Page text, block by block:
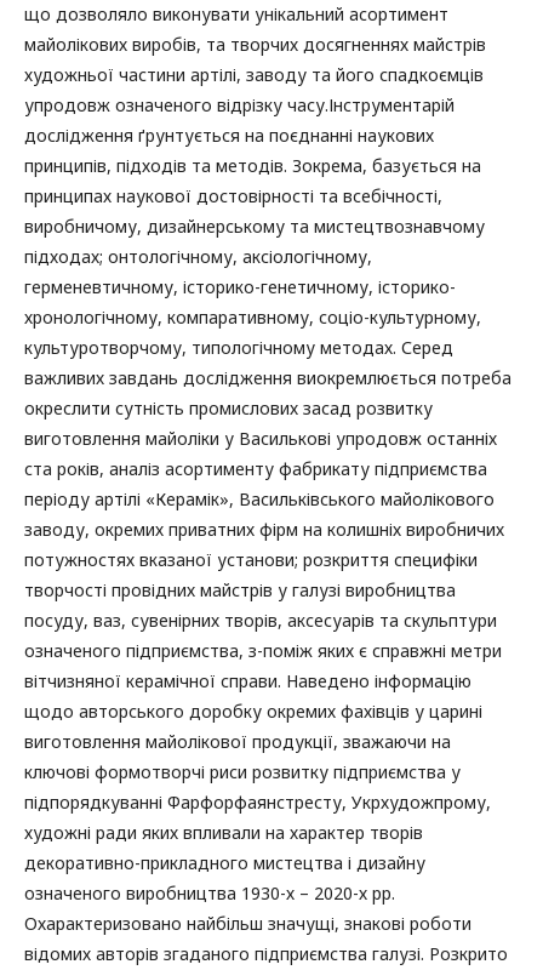
що дозволяло виконувати унікальний асортимент
майолікових виробів, та творчих досягненнях майстрів
художньої частини артілі, заводу та його спадкоємців
упродовж означеного відрізку часу.Інструментарій
дослідження ґрунтується на поєднанні наукових
принципів, підходів та методів. Зокрема, базується на
принципах наукової достовірності та всебічності,
виробничому, дизайнерському та мистецтвознавчому
підходах; онтологічному, аксіологічному,
герменевтичному, історико-генетичному, історико-
хронологічному, компаративному, соціо-культурному,
культуротворчому, типологічному методах. Серед
важливих завдань дослідження виокремлюється потреба
окреслити сутність промислових засад розвитку
виготовлення майоліки у Василькові упродовж останніх
ста років, аналіз асортименту фабрикату підприємства
періоду артілі «Керамік», Васильківського майолікового
заводу, окремих приватних фірм на колишніх виробничих
потужностях вказаної установи; розкриття специфіки
творчості провідних майстрів у галузі виробництва
посуду, ваз, сувенірних творів, аксесуарів та скульптури
означеного підприємства, з-поміж яких є справжні метри
вітчизняної керамічної справи. Наведено інформацію
щодо авторського доробку окремих фахівців у царині
виготовлення майолікової продукції, зважаючи на
ключові формотворчі риси розвитку підприємства у
підпорядкуванні Фарфорфаянстресту, Укрхудожпрому,
художні ради яких впливали на характер творів
декоративно-прикладного мистецтва і дизайну
означеного виробництва 1930-х – 2020-х рр.
Охарактеризовано найбільш значущі, знакові роботи
відомих авторів згаданого підприємства галузі. Розкрито